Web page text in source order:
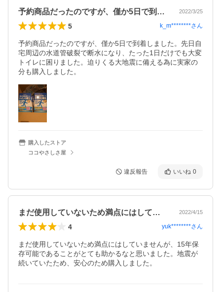
予約商品だったのですが、僅か5日で到着… 2022/3/25
5 k_m********さん
予約商品だったのですが、僅か5日で到着しました。先日自
宅周辺の水道管破裂で断水になり、たった1日だけでも大変
トイレに困りました。迫りくる大地震に備える為に実家の
分も購入しました。
購入したストア
ココやさしさ屋
違反報告 いいね 0
まだ使用していないため満点にはしていま… 2022/4/15
4 yuk********さん
まだ使用していないため満点にはしていませんが、15年保
存可能であることがとても助かるなと思いました。地震が
続いていたため、安心のため購入しました。